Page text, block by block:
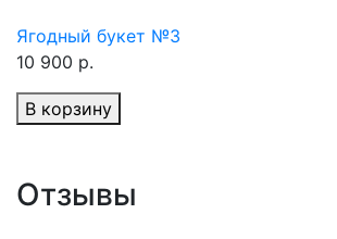
Ягодный букет №3
10 900 р.
В корзину
Отзывы